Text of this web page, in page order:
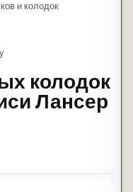
и колодок
колодок
Лансер